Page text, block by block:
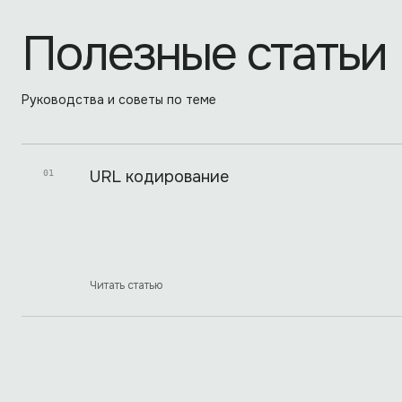
Полезные статьи
Руководства и советы по теме
01 URL кодирование
Читать статью